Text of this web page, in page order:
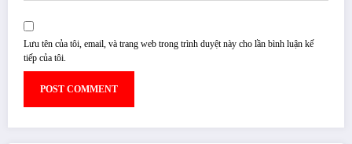
Lưu tên của tôi, email, và trang web trong trình duyệt này cho lần bình luận kế
tiếp của tôi.